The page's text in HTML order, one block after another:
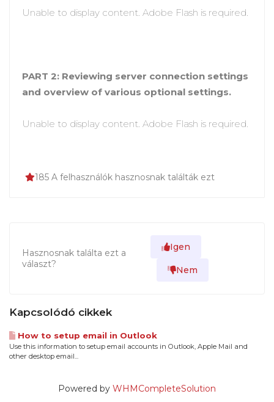
Unable to display content. Adobe Flash is required.
PART 2: Reviewing server connection settings
and overview of various optional settings.
Unable to display content. Adobe Flash is required.
185 A felhasználók hasznosnak találták ezt
Hasznosnak találta ezt a
választ?
Igen
Nem
Kapcsolódó cikkek
How to setup email in Outlook
Use this information to setup email accounts in Outlook, Apple Mail and
other desktop email...
Powered by WHMCompleteSolution